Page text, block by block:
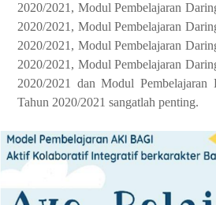
2020/2021, Modul Pembelajaran
2020/2021, Modul Pembelajaran
2020/2021, Modul Pembelajaran
2020/2021, Modul Pembelajaran
2020/2021 dan Modul
Tahun 2020/2021 sangatlah penting.